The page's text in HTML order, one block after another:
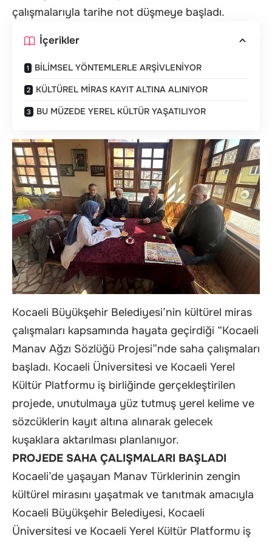
çalışmalarıyla tarihe not düşmeye başladı.
İçerikler
BİLİMSEL YÖNTEMLERLE ARŞİVLENİYOR
KÜLTÜREL MİRAS KAYIT ALTINA ALINIYOR
BU MÜZEDE YEREL KÜLTÜR YAŞATILIYOR
Kocaeli Büyükşehir Belediyesi’nin kültürel miras
çalışmaları kapsamında hayata geçirdiği “Kocaeli
Manav Ağzı Sözlüğü Projesi”nde saha çalışmaları
başladı. Kocaeli Üniversitesi ve Kocaeli Yerel
Kültür Platformu iş birliğinde gerçekleştirilen
projede, unutulmaya yüz tutmuş yerel kelime ve
sözcüklerin kayıt altına alınarak gelecek
kuşaklara aktarılması planlanıyor.
PROJEDE SAHA ÇALIŞMALARI BAŞLADI
Kocaeli’de yaşayan Manav Türklerinin zengin
kültürel mirasını yaşatmak ve tanıtmak amacıyla
Kocaeli Büyükşehir Belediyesi, Kocaeli
Üniversitesi ve Kocaeli Yerel Kültür Platformu iş